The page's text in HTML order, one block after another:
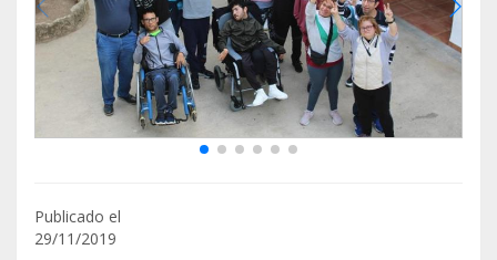
Publicado el
29/11/2019